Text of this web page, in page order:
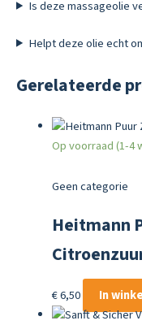
Is deze massageolie
Helpt deze olie echt
Gerelateerde
Op voorraad (1-4
Geen categorie
Heitmann
€6,50 In